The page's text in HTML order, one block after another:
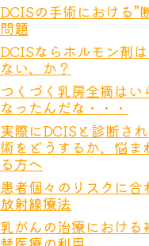
DCISの手術における”
問題
DCISならホルモン剤
ない、か？
つくづく乳房全摘はい
なったんだな・・・
実際にDCISと診断さ
術をどうするか、悩ま
る方へ
患者個々のリスクに合
放射線療法
乳がんの治療における